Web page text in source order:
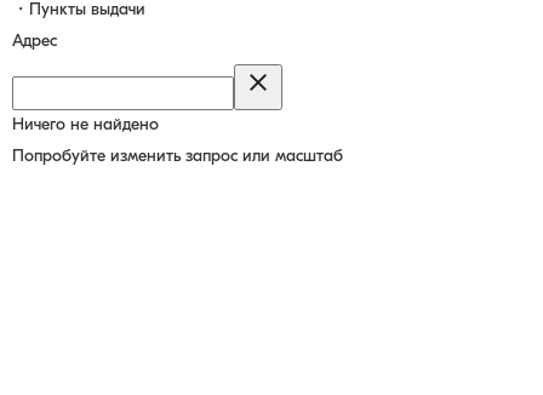
・Пункты выдачи
Адрес
Ничего не найдено
Попробуйте изменить запрос или масштаб